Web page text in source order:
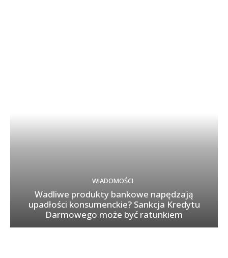
WIADOMOŚCI
Wadliwe produkty bankowe napędzają
upadłości konsumenckie? Sankcja Kredytu
Darmowego może być ratunkiem